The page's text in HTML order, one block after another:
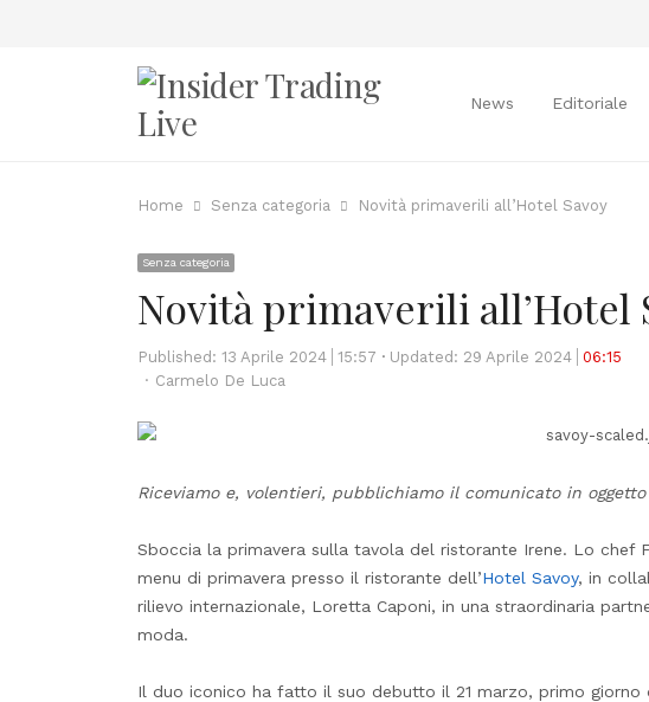
News Editoriale
Home Senza categoria Novità primaverili all’Hotel Savoy
Senza categoria
Novità primaverili all’Hotel
Published: 13 Aprile 2024 15:57 Updated: 29 Aprile 2024 06:15
Author
Carmelo De Luca
Riceviamo e, volentieri, pubblichiamo il comunicato in oggetto
Sboccia la primavera sulla tavola del ristorante Irene. Lo chef
menu di primavera presso il ristorante dell’Hotel Savoy, in
rilievo internazionale, Loretta Caponi, in una straordinaria
moda.
Il duo iconico ha fatto il suo debutto il 21 marzo, primo giorno